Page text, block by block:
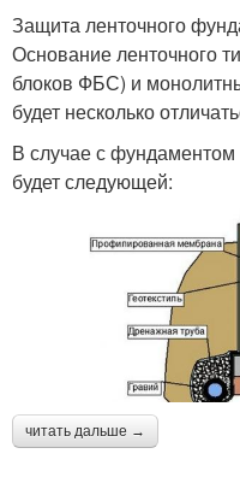
Защита ленточного
Основание ленточного
блоков ФБС) и
будет несколько
В случае с
будет следующей:
читать дальше →